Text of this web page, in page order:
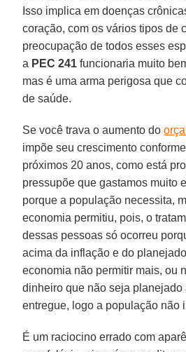
Isso implica em doenças
coração, com os vários tipos de
preocupação de todos esses
a PEC 241 funcionaria muito
mas é uma arma perigosa que
de saúde.
Se você trava o aumento do
impõe seu crescimento
próximos 20 anos, como está
pressupõe que gastamos muito
porque a população necessita,
economia permitiu, pois, o
dessas pessoas só ocorreu
acima da inflação e do
economia não permitir mais, ou
dinheiro que não seja planejado
entregue, logo a população não
É um raciocino errado com